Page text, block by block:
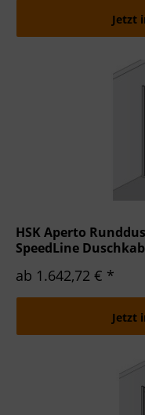
Jetzt
HSK Aperto
SpeedLine
ab 1.642,72 € *
Jetzt